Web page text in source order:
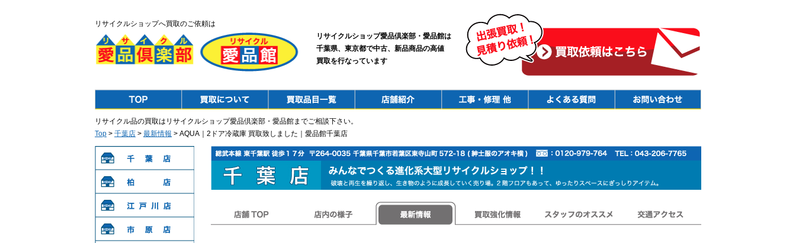
リサイクルショップへ買取のご依頼は
リサイクルショップ愛品倶楽部・愛品館は
千葉県、東京都で中古、新品商品の高値
買取を行なっています
リサイクル品の買取はリサイクルショップ愛品倶楽部・愛品館までご相談下さい。
Top > 千葉店 > 最新情報 > AQUA｜2ドア冷蔵庫 買取致しました｜愛品館千葉店